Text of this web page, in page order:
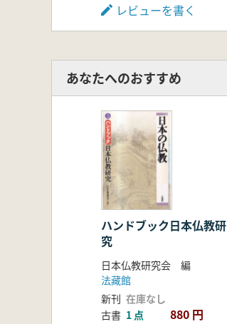
レビューを書く
あなたへのおすすめ
ハンドブック日本仏教研
究
日本仏教研究会 編
法藏館
新刊 在庫なし
古書 1 点 880 円